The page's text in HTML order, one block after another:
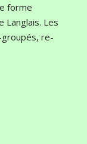
forme
Langlais. Les
re-